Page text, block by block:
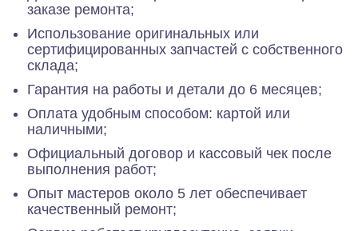
заказе ремонта;
Использование оригинальных или
сертифицированных запчастей с собственного
склада;
Гарантия на работы и детали до 6 месяцев;
Оплата удобным способом: картой или
наличными;
Официальный договор и кассовый чек после
выполнения работ;
Опыт мастеров около 5 лет обеспечивает
качественный ремонт;